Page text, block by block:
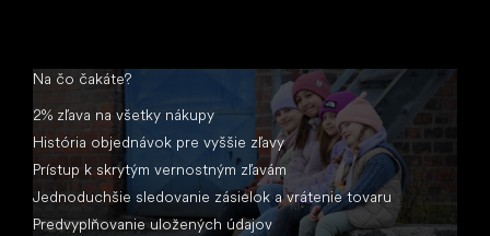
Na čo čakáte?
2% zľava na všetky nákupy
História objednávok pre vyššie zľavy
Prístup k skrytým vernostným zľavám
Jednoduchšie sledovanie zásielok a vrátenie tovaru
Predvyplňovanie uložených údajov